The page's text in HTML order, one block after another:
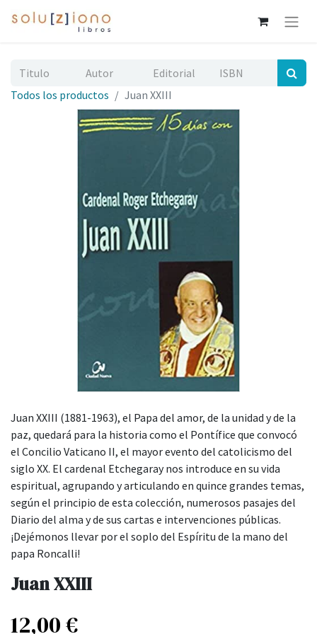
Todos los productos Juan XXIII
Juan XXIII (1881-1963), el Papa del amor, de la unidad y de la
paz, quedará para la historia como el Pontífice que convocó
el Concilio Vaticano II, el mayor evento del catolicismo del
siglo XX. El cardenal Etchegaray nos introduce en su vida
espiritual, agrupando y articulando en quince grandes temas,
según el principio de esta colección, numerosos pasajes del
Diario del alma y de sus cartas e intervenciones públicas.
¡Dejémonos llevar por el soplo del Espíritu de la mano del
papa Roncalli!
Juan XXIII
12,00€